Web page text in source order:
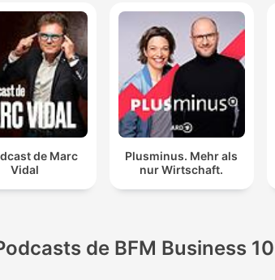
de Marc
Vidal
Plusminus. Mehr als
nur Wirtschaft.
de BFM Business